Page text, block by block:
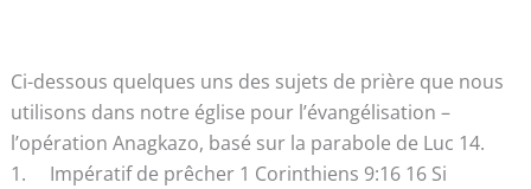
Ci-dessous quelques uns des sujets de prière que nous
utilisons dans notre église pour l’évangélisation –
l’opération Anagkazo, basé sur la parabole de Luc 14.
1. Impératif de prêcher 1 Corinthiens 9:16 16 Si